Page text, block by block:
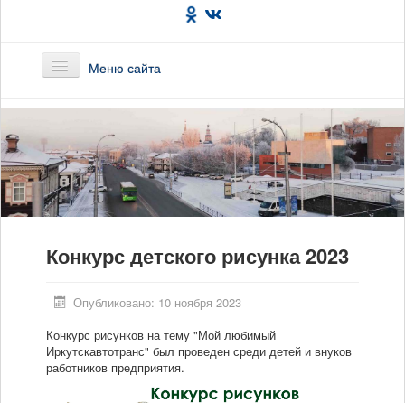
Меню сайта
О предприятии
Маршруты
Вакансии
Сотрудникам
Новости
Документы
Конкурс детского рисунка 2023
Опубликовано: 10 ноября 2023
Конкурс рисунков на тему "Мой любимый
Иркутскавтотранс" был проведен среди детей и внуков
работников предприятия.